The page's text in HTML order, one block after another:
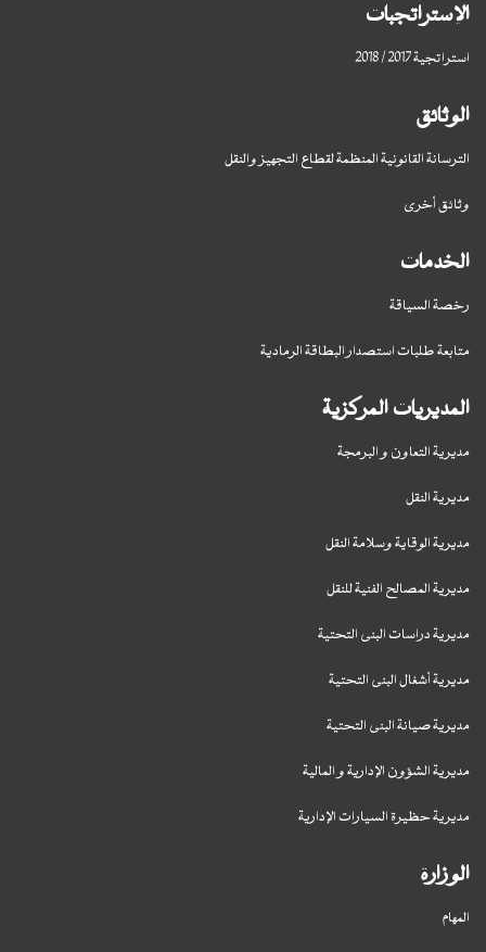
الإستراتجبات
استراتجية 2017 / 2018
الوثائق
الترسانة القانونية المنظمة لقطاع التجهيز والنقل
وثائق أخرى
الخدمات
رخصة السياقة
متابعة طلبات استصدار البطاقة الرمادية
المديريات المركزية
مديرية التعاون و البرمجة
مديرية النقل
مديرية الوقاية وسلامة النقل
مديرية المصالح الفنية للنقل
مديرية دراسات البنى التحتية
مديرية أشغال البنى التحتية
مديرية صيانة البنى التحتية
مديرية الشؤون الإدارية و المالية
مديرية حظيرة السيارات الإدارية
الوزارة
المهام